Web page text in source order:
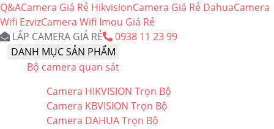
Q&ACamera Giá Rẻ HikvisionCamera Giá Rẻ DahuaCamera
Wifi EzvizCamera Wifi Imou Giá Rẻ
LẮP CAMERA GIÁ RẺ
0938 11 23 99
DANH MỤC SẢN PHẨM
Bộ camera quan sát
Camera HIKVISION Trọn Bộ
Camera KBVISION Trọn Bộ
Camera DAHUA Trọn Bộ